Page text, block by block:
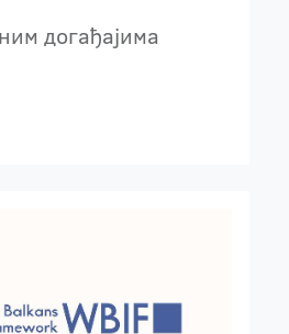
догађајима